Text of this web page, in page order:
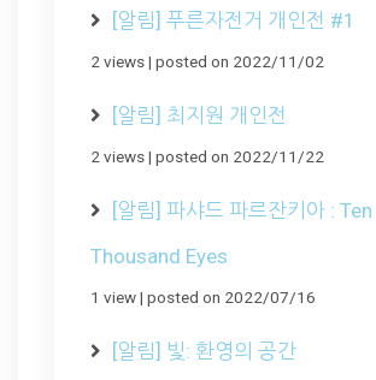
[알림] 푸른자전거 개인전 #1
2 views| posted on 2022/11/02
[알림] 최지원 개인전
2 views| posted on 2022/11/22
[알림] 파샤드 파르잔키아 : Ten
Thousand Eyes
1 view| posted on 2022/07/16
[알림] 빛: 환영의 공간